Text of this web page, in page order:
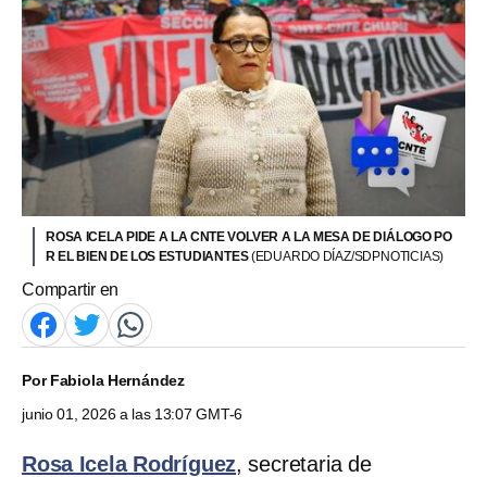
ROSA ICELA PIDE A LA CNTE VOLVER A LA MESA DE DIÁLOGO PO
R EL BIEN DE LOS ESTUDIANTES(EDUARDO DÍAZ/SDPNOTICIAS)
Compartir en
PorFabiola Hernández
junio 01, 2026 a las 13:07 GMT-6
Rosa Icela Rodríguez, secretaria de